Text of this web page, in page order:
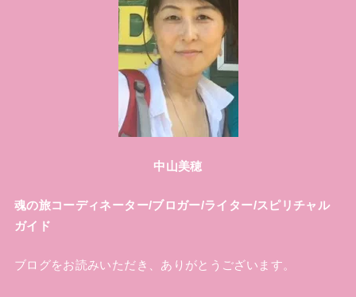
中山美穂
魂の旅コーディネーター/ブロガー/ライター/スピリチャル
ガイド
ブログをお読みいただき、ありがとうございます。